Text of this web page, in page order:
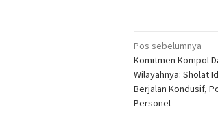
Navigasi
pos
Pos sebelumnya
Komitmen Kompol
Wilayahnya: Sholat
Berjalan Kondusif,
Personel